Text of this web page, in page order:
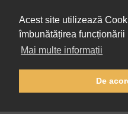
Acest site utilizează
îmbunătățirea funcționării
Mai multe informații
De
Mesaj către noi
© 2002-2026